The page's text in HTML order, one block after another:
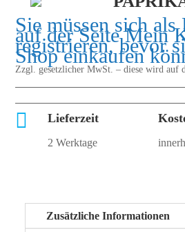
Sie müssen sich als
auf der SeiteMein
registrieren, bevor
Shop einkaufen
Zzgl. gesetzlicher MwSt. – diese wird auf
 Lieferzeit
2 Werktage
Zusätzliche Informationen